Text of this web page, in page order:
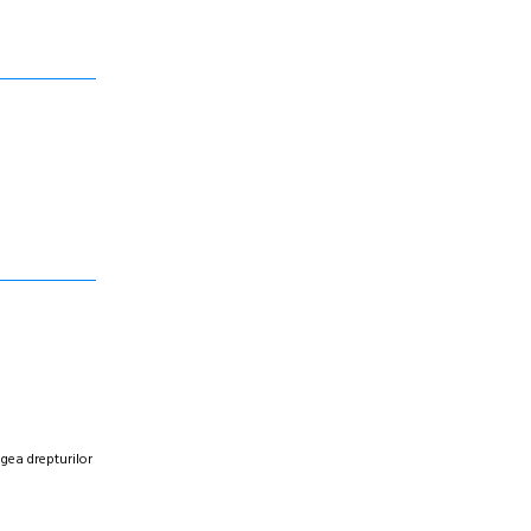
drepturilor